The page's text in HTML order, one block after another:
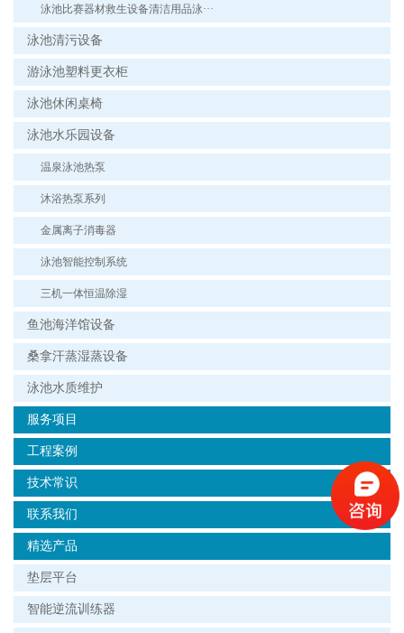
泳池比赛器材救生设备清洁用品泳···
泳池清污设备
游泳池塑料更衣柜
泳池休闲桌椅
泳池水乐园设备
温泉泳池热泵
沐浴热泵系列
金属离子消毒器
泳池智能控制系统
三机一体恒温除湿
鱼池海洋馆设备
桑拿汗蒸湿蒸设备
泳池水质维护
服务项目
工程案例
技术常识
联系我们
精选产品
垫层平台
智能逆流训练器